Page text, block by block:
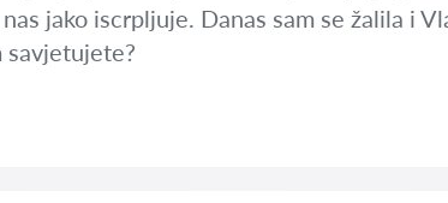
jako iscrpljuje. Danas sam se žalila i
savjetujete?